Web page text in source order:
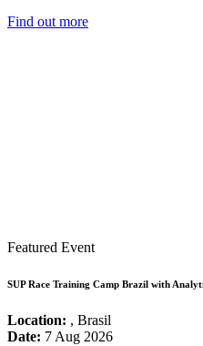
Find out more
Featured Event
SUP Race Training Camp Brazil with
Location: , Brasil
Date: 7 Aug 2026